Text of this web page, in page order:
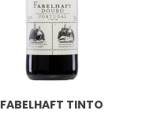
FABELHAFT TINTO